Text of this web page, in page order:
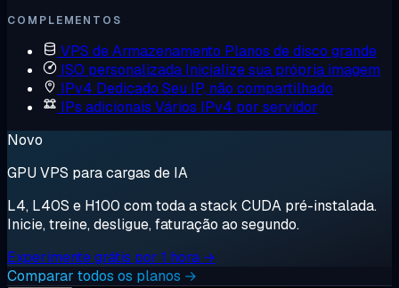
COMPLEMENTOS
VPS de Armazenamento Planos de disco grande
ISO personalizada Inicialize sua própria imagem
IPv4 Dedicado Seu IP, não compartilhado
IPs adicionais Vários IPv4 por servidor
Novo
GPU VPS para cargas de IA
L4, L40S e H100 com toda a stack CUDA pré-instalada.
Inicie, treine, desligue, faturação ao segundo.
Experimente grátis por 1 hora →
Comparar todos os planos →